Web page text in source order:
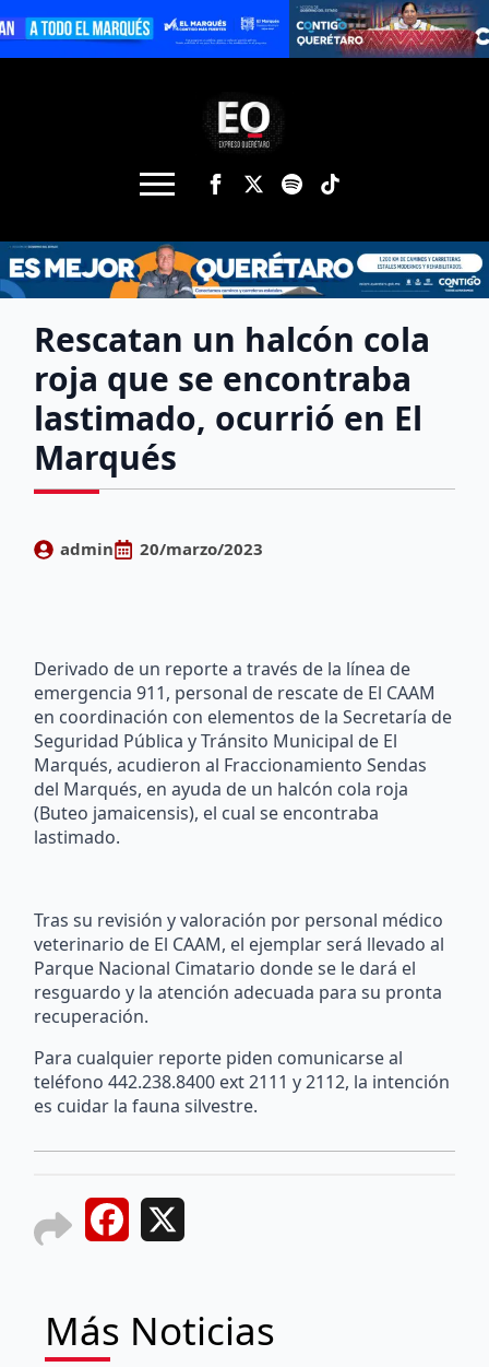
Rescatan un halcón cola
roja que se encontraba
lastimado, ocurrió en El
Marqués
admin 20/marzo/2023
Derivado de un reporte a través de la línea de
emergencia 911, personal de rescate de El CAAM
en coordinación con elementos de la Secretaría de
Seguridad Pública y Tránsito Municipal de El
Marqués, acudieron al Fraccionamiento Sendas
del Marqués, en ayuda de un halcón cola roja
(Buteo jamaicensis), el cual se encontraba
lastimado.
Tras su revisión y valoración por personal médico
veterinario de El CAAM, el ejemplar será llevado al
Parque Nacional Cimatario donde se le dará el
resguardo y la atención adecuada para su pronta
recuperación.
Para cualquier reporte piden comunicarse al
teléfono 442.238.8400 ext 2111 y 2112, la intención
es cuidar la fauna silvestre.
Facebook
Más Noticias